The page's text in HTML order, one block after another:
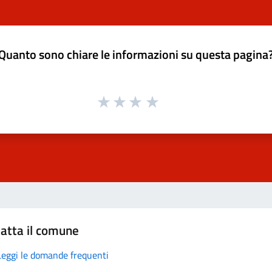
sono chiare le informazioni su questa
il comune
le domande frequenti